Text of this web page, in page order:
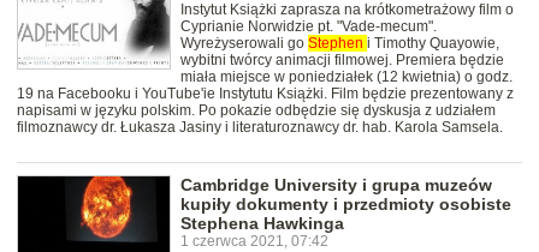
Instytut Książki zaprasza na krótkometrażowy film o
Cyprianie Norwidzie pt. "Vade-mecum".
Wyreżyserowali go Stephen i Timothy Quayowie,
wybitni twórcy animacji filmowej. Premiera będzie
miała miejsce w poniedziałek (12 kwietnia) o godz.
19 na Facebooku i YouTube'ie Instytutu Książki. Film będzie prezentowany z
napisami w języku polskim. Po pokazie odbędzie się dyskusja z udziałem
filmoznawcy dr. Łukasza Jasiny i literaturoznawcy dr. hab. Karola Samsela.
Cambridge University i grupa muzeów
kupiły dokumenty i przedmioty osobiste
Stephena Hawkinga
1 czerwca 2021, 07:42